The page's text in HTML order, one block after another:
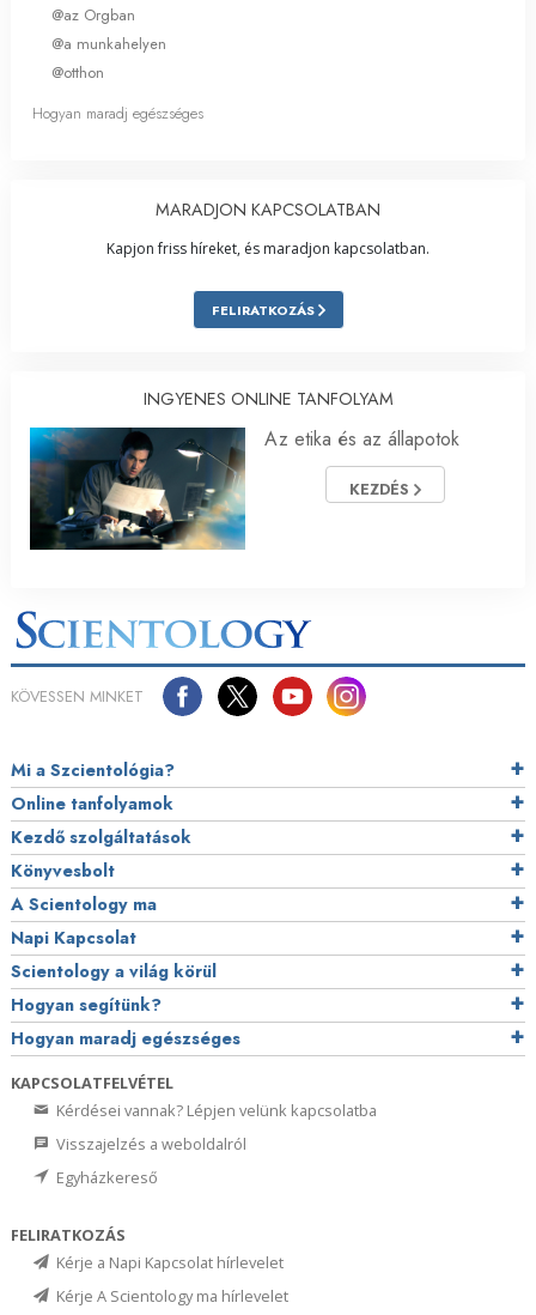
@az Orgban
@a munkahelyen
@otthon
Hogyan maradj egészséges
MARADJON KAPCSOLATBAN
Kapjon friss híreket, és maradjon kapcsolatban.
FELIRATKOZÁS
INGYENES ONLINE TANFOLYAM
Az etika és az állapotok
KEZDÉS
KÖVESSEN MINKET
Mi a Szcientológia?
Online tanfolyamok
Kezdő szolgáltatások
Könyvesbolt
A Scientology ma
Napi Kapcsolat
Scientology a világ körül
Hogyan segítünk?
Hogyan maradj egészséges
KAPCSOLATFELVÉTEL
Kérdései vannak? Lépjen velünk kapcsolatba
Visszajelzés a weboldalról
Egyházkereső
FELIRATKOZÁS
Kérje a Napi Kapcsolat hírlevelet
Kérje A Scientology ma hírlevelet